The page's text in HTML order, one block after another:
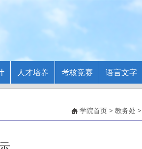
人才培养 考核竞赛 语言文字
学院首页 > 教务处 >